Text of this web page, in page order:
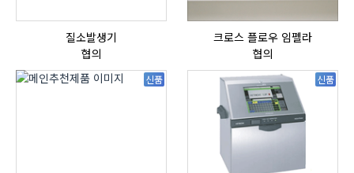
질소발생기
협의
크로스 플로우 임펠라
협의
신품 신품